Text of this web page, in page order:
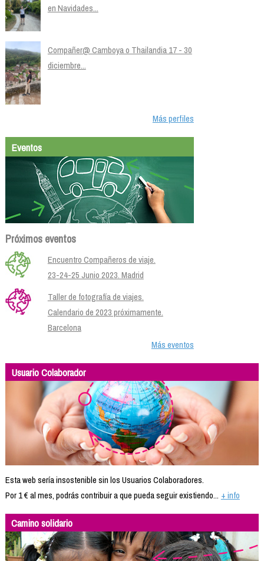
en Navidades...
Compañer@ Camboya o Thailandia 17 - 30
diciembre...
Más perfiles
Eventos
Próximos eventos
Encuentro Compañeros de viaje.
23-24-25 Junio 2023. Madrid
Taller de fotografía de viajes.
Calendario de 2023 próximamente.
Barcelona
Más eventos
Usuario Colaborador
Esta web sería insostenible sin los Usuarios Colaboradores.
Por 1 € al mes, podrás contribuir a que pueda seguir existiendo... + info
Camino solidario